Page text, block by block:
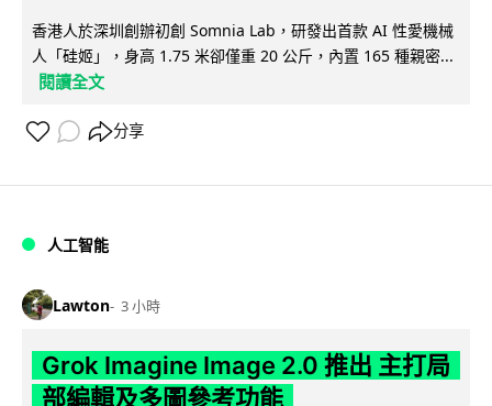
香港人於深圳創辦初創 Somnia Lab，研發出首款 AI 性愛機械
人「硅姬」，身高 1.75 米卻僅重 20 公斤，內置 165 種親密...
閱讀全文
分享
人工智能
Lawton 3 小時
Grok Imagine Image 2.0 推出 主打局
部編輯及多圖參考功能